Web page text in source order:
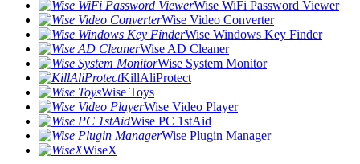
Wise WiFi Password Viewer
Wise Video Converter
Wise Windows Key Finder
Wise AD Cleaner
Wise System Monitor
KillAliProtect
Wise Toys
Wise Video Player
Wise PC 1stAid
Wise Plugin Manager
WiseX